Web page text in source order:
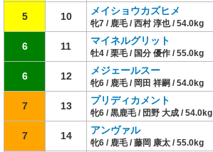
5 10 メイショウカズヒメ
牝7 / 鹿毛 / 西村 淳也 / 54.0kg
6 11 マイネルグリット
牡4 / 栗毛 / 国分 優作 / 55.0kg
6 12 メジェールスー
牝6 / 鹿毛 / 岡田 祥嗣 / 54.0kg
7 13 プリディカメント
牝6 / 黒鹿毛 / 団野 大成 / 54.0kg
7 14 アンヴァル
牝6 / 鹿毛 / 藤岡 康太 / 55.0kg